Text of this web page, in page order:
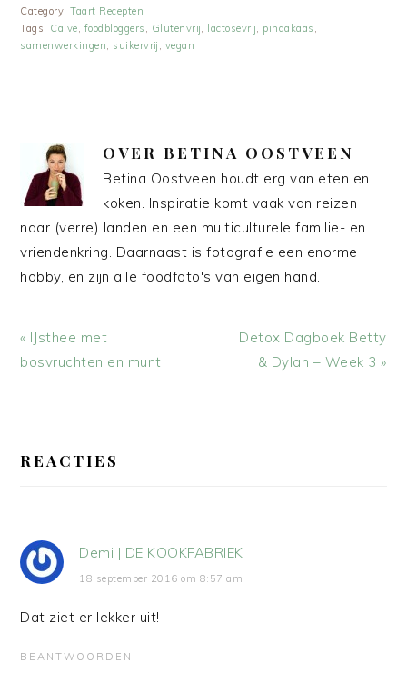
Category:Taart Recepten
Tags: Calve, foodbloggers , Glutenvrij, lactosevrij, pindakaas ,
samenwerkingen, suikervrij , vegan
OVERBETINA OOSTVEEN
Betina Oostveen houdt erg van eten en
koken. Inspiratie komt vaak van reizen
naar (verre) landen en een multiculturele familie- en
vriendenkring. Daarnaast is fotografie een enorme
hobby, en zijn alle foodfoto's van eigen hand.
Vorig
bericht:
« IJsthee met
bosvruchten en munt
Volgend
bericht:
Detox Dagboek Betty
& Dylan – Week 3 »
INTERACTIES
REACTIES
Demi | DE KOOKFABRIEK
18 september 2016 om 8:57 am
Dat ziet er lekker uit!
BEANTWOORDEN